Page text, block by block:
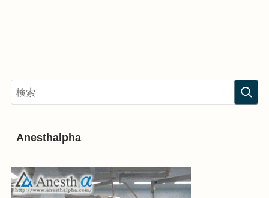
Anesthalpha